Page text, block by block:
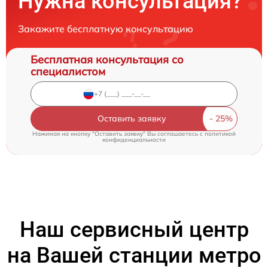
Закажите бесплатную консультацию
Бесплатная консультация со
специалистом
Оставить заявку
Нажимая на кнопку "Оставить заявку" Вы соглашаетесь cполитикой
конфиденциальности
Наш сервисный центр
на Вашей станции метро